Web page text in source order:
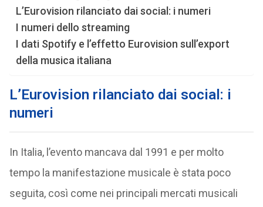
L’Eurovision rilanciato dai social: i numeri
I numeri dello streaming
I dati Spotify e l’effetto Eurovision sull’export
della musica italiana
L’Eurovision rilanciato dai social: i
numeri
In Italia, l’evento mancava dal 1991 e per molto
tempo la manifestazione musicale è stata poco
seguita, così come nei principali mercati musicali